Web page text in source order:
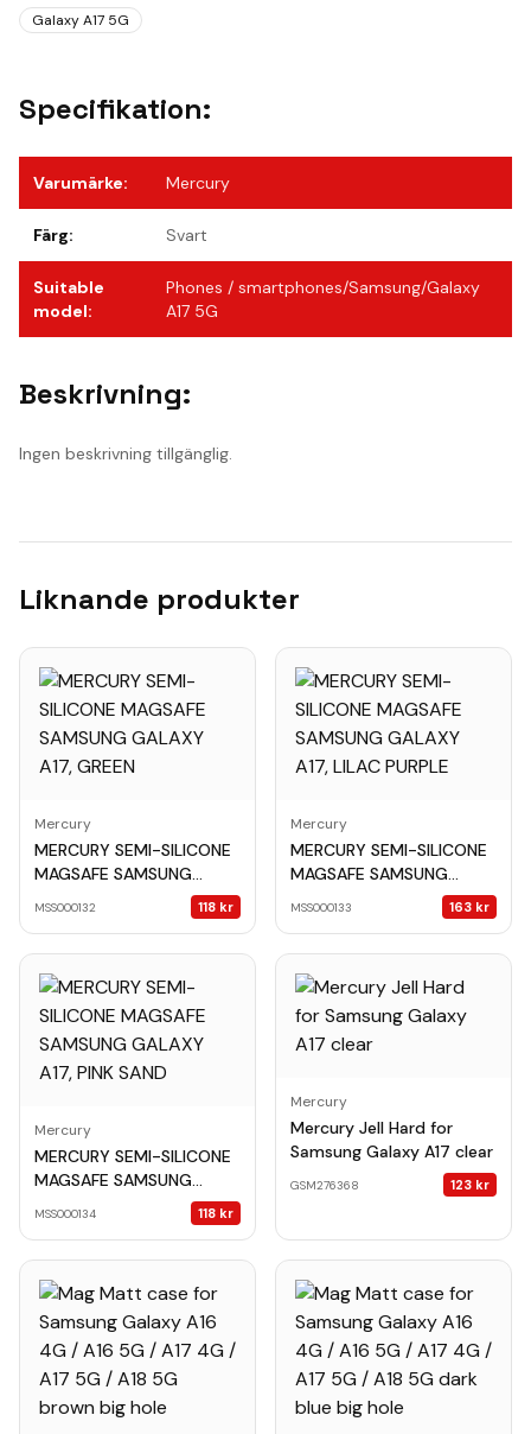
Galaxy A17 5G
Specifikation:
Varumärke: Mercury
Färg: Svart
Suitable
model:
Phones / smartphones/Samsung/Galaxy
A17 5G
Beskrivning:
Ingen beskrivning tillgänglig.
Liknande produkter
Mercury
MERCURY SEMI-SILICONE
MAGSAFE SAMSUNG
MSS000132 118 kr
Mercury
MERCURY SEMI-SILICONE
MAGSAFE SAMSUNG
GALAXY A17, LILAC PURPLE
MSS000133 163 kr
Mercury
MERCURY SEMI-SILICONE
MAGSAFE SAMSUNG
GALAXY A17, PINK SAND
MSS000134 118 kr
Mercury
Mercury Jell Hard for
Samsung Galaxy A17 clear
GSM276368 123 kr